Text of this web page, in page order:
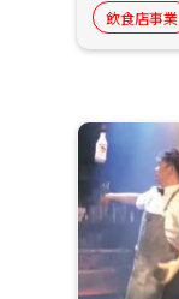
飲食店事業